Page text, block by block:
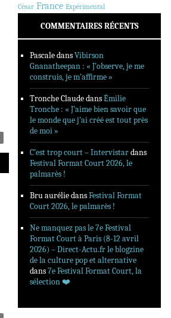
César France Expérimental
COMMENTAIRES RÉCENTS
PascaledansVibirson
Gnanatheepan : « J’observe, je me
construis, je m’affirme »
Tronche ClaudedansÉmilie
Tronche : « J’aime bien savoir que
le monde que j’ai créé est tout près
de moi »
C’est trop court – Intervistardans
Festival Format Court 2026, le
palmarès !
Bru auréliedansFestival Format
Court 2026, le palmarès !
Ne manquez pas le 7e Festival
Format Court à Paris (8-12 avril
2026) – Direct-Actu.fr le blogzine
de la culture pop et alternative
dans7e Festival Format Court, la
sélection ❤️‍